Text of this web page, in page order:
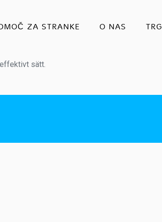
ZA STRANKE O NAS
sätt.